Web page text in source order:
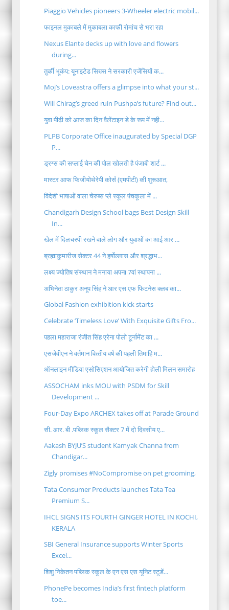
Piaggio Vehicles pioneers 3-Wheeler electric mobil...
फाइनल मुकाबले में मुकाबला काफी रोमांच से भरा रहा
Nexus Elante decks up with love and flowers
during...
तुर्की भूकंप: यूनाइटेड सिख्स ने सरकारी एजेंसियों क...
Moj’s Loveastra offers a glimpse into what your st...
Will Chirag’s greed ruin Pushpa’s future? Find out...
युवा पीढ़ी को आज का दिन वैलेंटाइन डे के रूप में नही...
PLPB Corporate Office inaugurated by Special DGP
P...
ड्रग्स की सप्लाई चेन की पोल खोलती है पंजाबी शार्ट ...
मास्टर आफ फिजीयोथेरेपी कोर्स (एमपीटी) की शुरूआत,
विदेशी भाषाओं वाला चेरुब्स प्ले स्कूल पंचकूला में ...
Chandigarh Design School bags Best Design Skill
In...
खेल में दिलचस्पी रखने वाले लोग और युवाओं का आई आर ...
ब्रह्माकुमारीज सेक्टर 44 ने हर्षोल्लास और श्रद्धाभ...
लक्ष्य ज्योतिष संस्थान ने मनाया अपना 7वां स्थापना ...
अभिनेता ठाकुर अनूप सिंह ने आर एस एफ फिटनेस क्लब का...
Global Fashion exhibition kick starts
Celebrate ‘Timeless Love’ With Exquisite Gifts Fro...
पहला महाराजा रंजीत सिंह एरेना पोलो टूर्नामेंट का ...
एसजेवीएन ने वर्तमान वित्‍तीय वर्ष की पहली तिमाहि म...
ऑनलाइन मीडिया एसोसिएशन आयोजित करेगी होली मिलन समारोह
ASSOCHAM inks MOU with PSDM for Skill
Development ...
Four-Day Expo ARCHEX takes off at Parade Ground
सी. आर. बी .पब्लिक स्कूल सैक्टर 7 में दो दिवसीय ए...
Aakash BYJU’S student Kamyak Channa from
Chandigar...
Zigly promises #NoCompromise on pet grooming,
Tata Consumer Products launches Tata Tea
Premium S...
IHCL SIGNS ITS FOURTH GINGER HOTEL IN KOCHI,
KERALA
SBI General Insurance supports Winter Sports
Excel...
शिशु निकेतन पब्लिक स्कूल के एन एस एस यूनिट स्टूडें...
PhonePe becomes India’s first fintech platform
toe...